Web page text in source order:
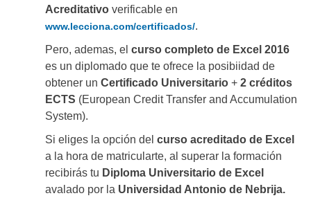
Acreditativo verificable en
www.lecciona.com/certificados/.
Pero, ademas, el curso completo de Excel 2016
es un diplomado que te ofrece la posibiidad de
obtener un Certificado Universitario + 2 créditos
ECTS (European Credit Transfer and Accumulation
System).
Si eliges la opción del curso acreditado de Excel
a la hora de matricularte, al superar la formación
recibirás tu Diploma Universitario de Excel
avalado por la Universidad Antonio de Nebrija.